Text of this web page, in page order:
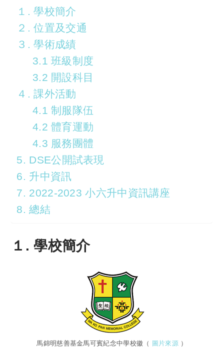
１. 學校簡介
２. 位置及交通
３. 學術成績
3.1 班級制度
3.2 開設科目
４. 課外活動
4.1 制服隊伍
4.2 體育運動
4.3 服務團體
5. DSE公開試表現
6. 升中資訊
7. 2022-2023 小六升中資訊講座
8. 總結
１. 學校簡介
馬錦明慈善基金馬可賓紀念中學校徽（ 圖片來源 ）